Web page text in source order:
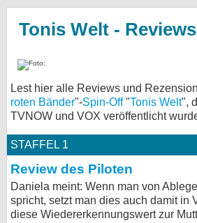
Tonis Welt - Reviews
Lest hier alle Reviews und
roten Bänder"-Spin-Off"Tonis Welt",
TVNOW und VOX veröffentlicht
STAFFEL 1
Review des Piloten
Daniela meint: Wenn man von
spricht, setzt man dies auch damit in
diese Wiedererkennungswert zur
Specials
SERVICE
bei X